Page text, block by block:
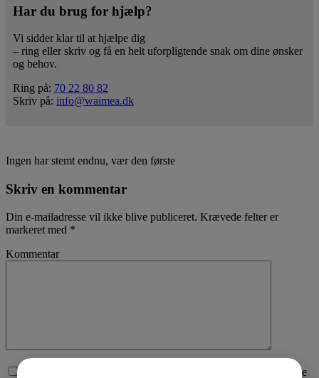
Har du brug for hjælp?
Vi sidder klar til at hjælpe dig
– ring eller skriv og få en helt uforpligtende snak om dine ønsker
og behov.
Ring på: 70 22 80 82
Skriv på: info@waimea.dk
Ingen har stemt endnu, vær den første
Skriv en kommentar
Din e-mailadresse vil ikke blive publiceret. Krævede felter er
markeret med *
Kommentar
Afkryds for samtykke til, at vi behandler den data du sender. Se